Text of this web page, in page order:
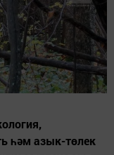
һәм азык-төлек